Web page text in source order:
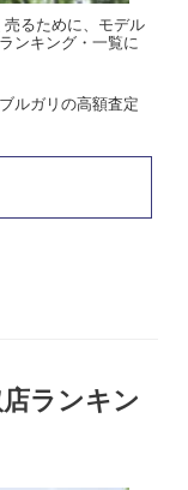
るために、モデル
ンキング・一覧に
ルガリの高額査定
ランキン